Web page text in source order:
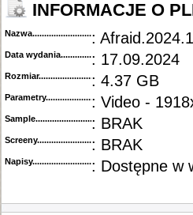
INFORMACJE O
Nazwa.............................................
:
Data wydania......................................
: 17.09.2024
Rozmiar...........................................
: 4.37 GB
Parametry.........................................
: Video -
Sample............................................
: BRAK
Screeny...........................................
: BRAK
Napisy............................................: Dostępne w